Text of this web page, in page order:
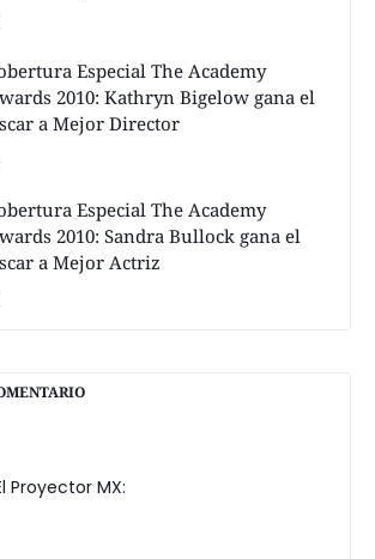
Especial The Academy
2010: Kathryn Bigelow gana el
a Mejor Director
Especial The Academy
2010: Sandra Bullock gana el
a Mejor Actriz
Proyector MX: